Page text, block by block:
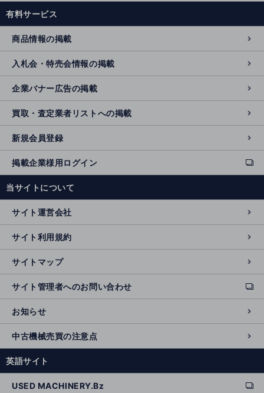
有料サービス
商品情報の掲載
入札会・特売会情報の掲載
企業バナー広告の掲載
買取・査定業者リストへの掲載
新規会員登録
掲載企業様用ログイン
ext
e
n
al
si
t
e
当サイトについて
サイト運営会社
サイト利用規約
サイトマップ
サイト管理者へのお問い合わせ
ext
e
r
n
al
si
e
お知らせ
中古機械売買の注意点
英語サイト
USED MACHINERY.Bz ext